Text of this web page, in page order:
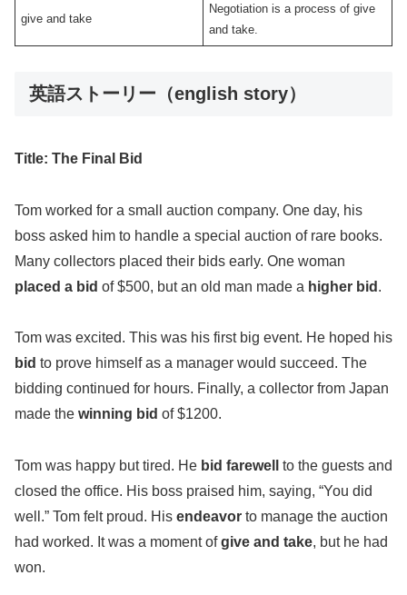
give and take
Negotiation is a process of give
and take.
英語ストーリー（english story）
Title: The Final Bid
Tom worked for a small auction company. One day, his
boss asked him to handle a special auction of rare books.
Many collectors placed their bids early. One woman
placed a bid of $500, but an old man made a higher bid .
Tom was excited. This was his first big event. He hoped his
bid to prove himself as a manager would succeed. The
bidding continued for hours. Finally, a collector from Japan
made the winning bid of $1200.
Tom was happy but tired. He bid farewell
to the guests and
closed the office. His boss praised him, saying, “You did
well.” Tom felt proud. His endeavor to manage the auction
had worked. It was a moment ofgive and take, but he had
won.